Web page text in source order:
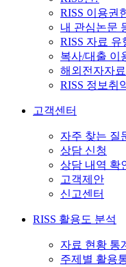
RISS 이용권
내 관심논문
RISS 자료 유
복사/대출 이
해외전자자
RISS 정보취
고객센터
자주 찾는 질
상담 신청
상담 내역 확
고객제안
신고센터
RISS 활용도 분석
자료 현황 통
주제별 활용